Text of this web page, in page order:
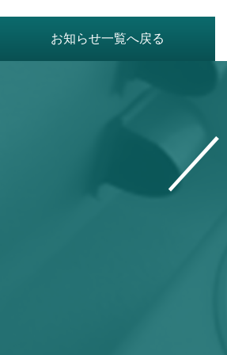
お知らせ一覧へ戻る